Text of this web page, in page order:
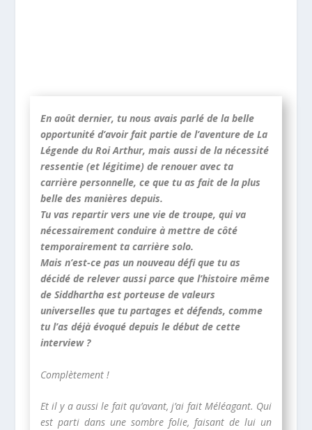
En août dernier, tu nous avais parlé de la belle
opportunité d’avoir fait partie de l’aventure de La
Légende du Roi Arthur, mais aussi de la nécessité
ressentie (et légitime) de renouer avec ta
carrière personnelle, ce que tu as fait de la plus
belle des manières depuis.
Tu vas repartir vers une vie de troupe, qui va
nécessairement conduire à mettre de côté
temporairement ta carrière solo.
Mais n’est-ce pas un nouveau défi que tu as
décidé de relever aussi parce que l’histoire même
de Siddhartha est porteuse de valeurs
universelles que tu partages et défends, comme
tu l’as déjà évoqué depuis le début de cette
interview ?
Complètement !
Et il y a aussi le fait qu’avant, j’ai fait Méléagant. Qui
est parti dans une sombre folie, faisant de lui un